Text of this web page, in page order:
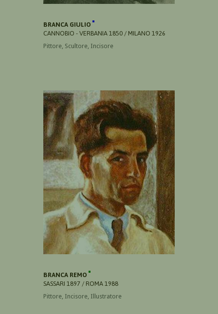
BRANCA GIULIO
CANNOBIO - VERBANIA 1850 / MILANO 1926
Pittore, Scultore, Incisore
BRANCA REMO
SASSARI 1897 / ROMA 1988
Pittore, Incisore, Illustratore